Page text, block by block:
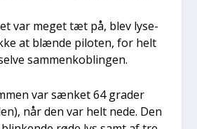
var meget tæt på, blev lyse­
at blæn­de pilo­ten, for helt
sam­men­kob­lin­gen.
var sæn­ket 64 gra­der
når den var helt nede. Den